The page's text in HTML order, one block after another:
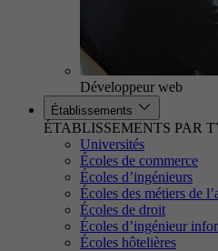
Développeur web
Établissements
ÉTABLISSEMENTS PAR
Universités
Écoles de commerce
Écoles d’ingénieurs
Écoles des métiers de
Écoles de droit
Écoles d’ingénieur
Écoles hôtelières